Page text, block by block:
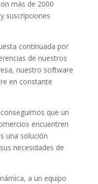
más de 2000
suscripciones
continuada por
de nuestros
nuestro software
en constante
que un
encuentren
una solución
necesidades de
a un equipo